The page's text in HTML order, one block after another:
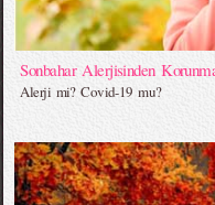
Sonbahar Alerjisinden
Alerji mi? Covid-19 mu?